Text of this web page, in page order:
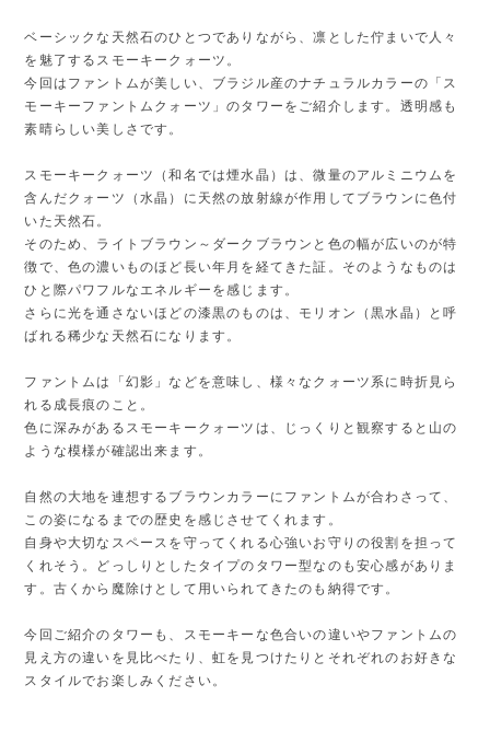
ベーシックな天然石のひとつでありながら、凛とした佇まいで人々
を魅了するスモーキークォーツ。
今回はファントムが美しい、ブラジル産のナチュラルカラーの「ス
モーキーファントムクォーツ」のタワーをご紹介します。透明感も
素晴らしい美しさです。
スモーキークォーツ（和名では煙水晶）は、微量のアルミニウムを
含んだクォーツ（水晶）に天然の放射線が作用してブラウンに色付
いた天然石。
そのため、ライトブラウン～ダークブラウンと色の幅が広いのが特
徴で、色の濃いものほど長い年月を経てきた証。そのようなものは
ひと際パワフルなエネルギーを感じます。
さらに光を通さないほどの漆黒のものは、モリオン（黒水晶）と呼
ばれる稀少な天然石になります。
ファントムは「幻影」などを意味し、様々なクォーツ系に時折見ら
れる成長痕のこと。
色に深みがあるスモーキークォーツは、じっくりと観察すると山の
ような模様が確認出来ます。
自然の大地を連想するブラウンカラーにファントムが合わさって、
この姿になるまでの歴史を感じさせてくれます。
自身や大切なスペースを守ってくれる心強いお守りの役割を担って
くれそう。どっしりとしたタイプのタワー型なのも安心感がありま
す。古くから魔除けとして用いられてきたのも納得です。
今回ご紹介のタワーも、スモーキーな色合いの違いやファントムの
見え方の違いを見比べたり、虹を見つけたりとそれぞれのお好きな
スタイルでお楽しみください。